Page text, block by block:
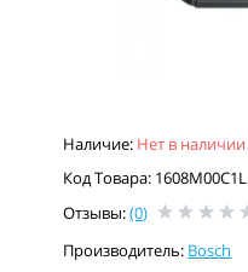
Наличие: Нет в наличии
Код Товара: 1608M00C1L
Отзывы:(0)
Производитель: Bosch